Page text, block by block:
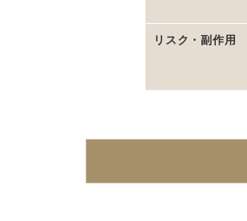
リスク・副作用